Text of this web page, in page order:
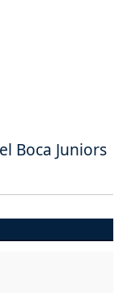
Boca Juniors